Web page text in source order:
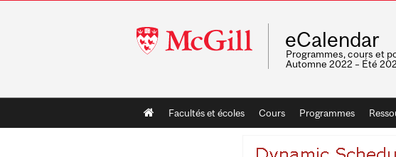
McGill
University
eCalendar
Programmes, cours et
Automne 2022 – Été
Main
navigation
Facultés et écoles Cours Programmes